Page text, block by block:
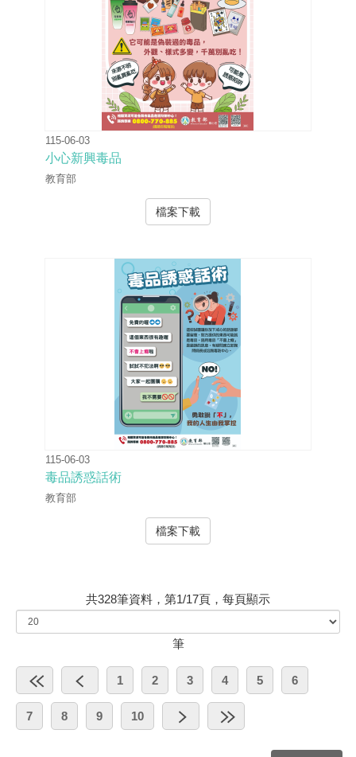
115-06-03
小心新興毒品
教育部
檔案下載
115-06-03
毒品誘惑話術
教育部
檔案下載
共328筆資料，第1/17頁，每頁顯示
筆
1 2 3 4 5 6
7 8 9 10